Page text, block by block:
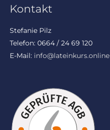
Kontakt
Stefanie Pilz
Telefon: 0664 / 24 69 120
E-Mail: info@lateinkurs.online